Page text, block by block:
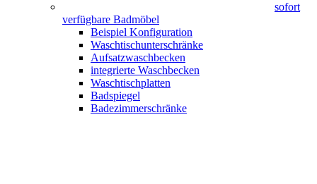
sofort
verfügbare Badmöbel
Beispiel Konfiguration
Waschtischunterschränke
Aufsatzwaschbecken
integrierte Waschbecken
Waschtischplatten
Badspiegel
Badezimmerschränke